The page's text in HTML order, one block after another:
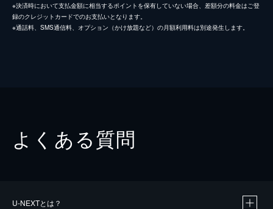
※決済時において支払金額に相当するポイントを保有していない場合、差額分の料金はご登
録のクレジットカードでのお支払いとなります。
※通話料、SMS通信料、オプション（かけ放題など）の月額利用料は別途発生します。
よくある質問
U-NEXTとは？